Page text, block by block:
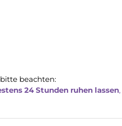
beachten:
24 Stunden ruhen lassen,